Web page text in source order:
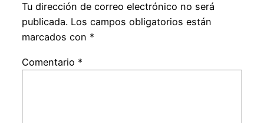
Tu dirección de correo electrónico no será
publicada. Los campos obligatorios están
marcados con *
Comentario *